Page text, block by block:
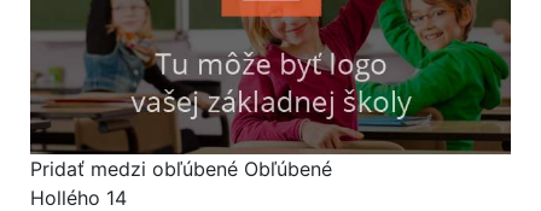
Pridať medzi obľúbené Obľúbené
Hollého 14